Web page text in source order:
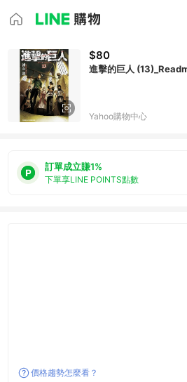
$80
進擊的巨人
Yahoo購物中心
訂單成立賺1%
下單享LINE POINTS點數
價格趨勢怎麼看？